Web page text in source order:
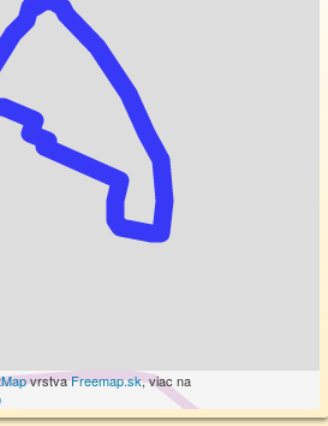
vrstvaFreemap.sk, viac na